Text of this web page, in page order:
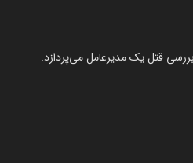
قتل یک مدیرعامل می‌پردازد.